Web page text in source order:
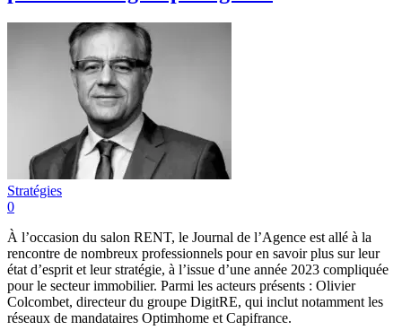
Stratégies
0
À l’occasion du salon RENT, le Journal de l’Agence est allé à la
rencontre de nombreux professionnels pour en savoir plus sur leur
état d’esprit et leur stratégie, à l’issue d’une année 2023 compliquée
pour le secteur immobilier. Parmi les acteurs présents : Olivier
Colcombet, directeur du groupe DigitRE, qui inclut notamment les
réseaux de mandataires Optimhome et Capifrance.